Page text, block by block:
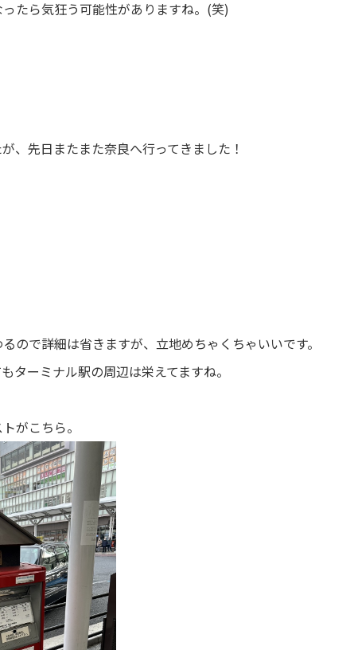
たら気狂う可能性がありますね。(笑)
、先日またまた奈良へ行ってきました！
ので詳細は省きますが、立地めちゃくちゃいいです。
ターミナル駅の周辺は栄えてますね。
がこちら。